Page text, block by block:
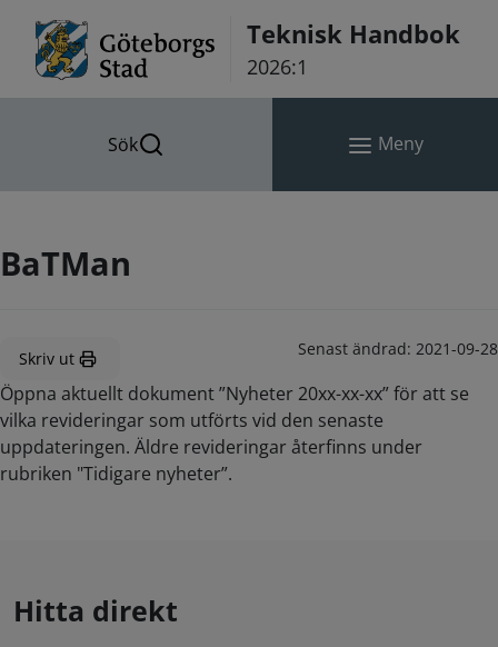
Teknisk Handbok
2026:1
Sök Meny
BaTMan
Skriv ut Senast ändrad: 2021-09-28
Öppna aktuellt dokument ”Nyheter 20xx-xx-xx” för att se
vilka revideringar som utförts vid den senaste
uppdateringen. Äldre revideringar återfinns under
rubriken "Tidigare nyheter”.
Hitta direkt